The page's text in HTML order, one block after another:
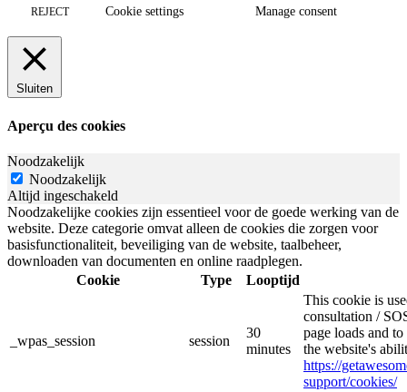
REJECT Cookie settings Manage consent
Sluiten
Aperçu des cookies
Noodzakelijk
Noodzakelijk
Altijd ingeschakeld
Noodzakelijke cookies zijn essentieel voor de goede werking van de
website. Deze categorie omvat alleen de cookies die zorgen voor
basisfunctionaliteit, beveiliging van de website, taalbeheer,
downloaden van documenten en online raadplegen.
Cookie
Type Looptijd
_wpas_session session
30
minutes
This cookie is
consultation /
page loads and
the website's
https://
support/cookies/